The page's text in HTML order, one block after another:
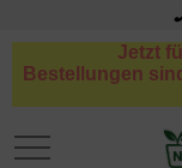
Jetzt
Bestellungen